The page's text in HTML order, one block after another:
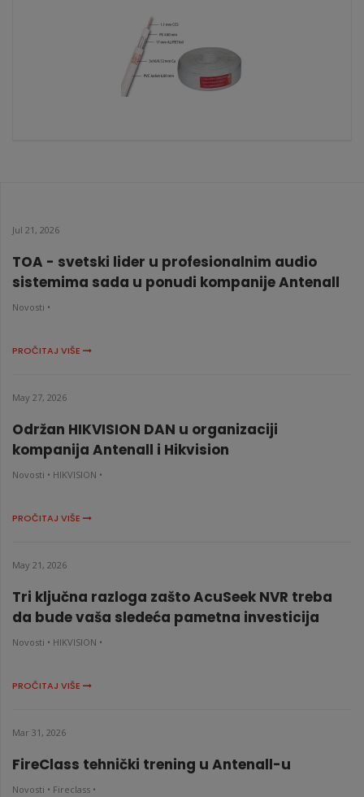
Jul 21, 2026
TOA - svetski lider u profesionalnim audio
sistemima sada u ponudi kompanije Antenall
Novosti •
PROČITAJ VIŠE
May 27, 2026
Održan HIKVISION DAN u organizaciji
kompanija Antenall i Hikvision
Novosti • HIKVISION •
PROČITAJ VIŠE
May 21, 2026
Tri ključna razloga zašto AcuSeek NVR treba
da bude vaša sledeća pametna investicija
Novosti • HIKVISION •
PROČITAJ VIŠE
Mar 31, 2026
FireClass tehnički trening u Antenall-u
Novosti • Fireclass •